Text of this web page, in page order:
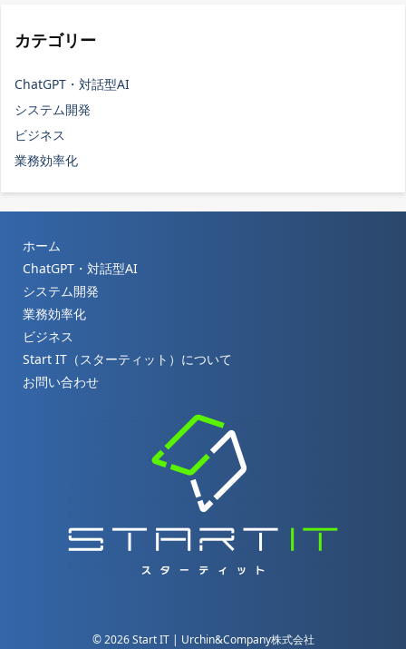
カテゴリー
ChatGPT・対話型AI
システム開発
ビジネス
業務効率化
ホーム
ChatGPT・対話型AI
システム開発
業務効率化
ビジネス
Start IT（スターティット）について
お問い合わせ
©2026 Start IT | Urchin&Company株式会社